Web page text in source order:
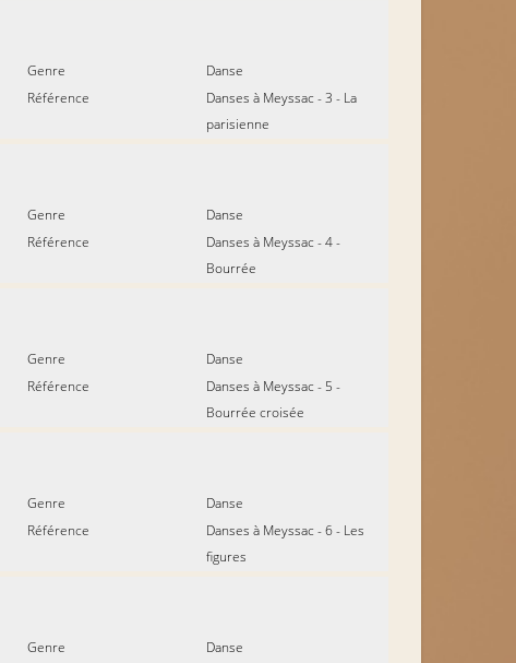
Genre
Danse
Référence
Danses à Meyssac - 3 - La
parisienne
Genre
Danse
Référence
Danses à Meyssac - 4 -
Bourrée
Genre
Danse
Référence
Danses à Meyssac - 5 -
Bourrée croisée
Genre
Danse
Référence
Danses à Meyssac - 6 - Les
figures
Genre
Danse